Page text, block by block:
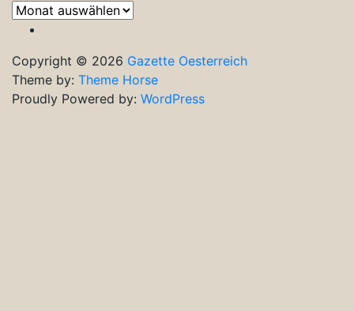
Frühere
Ausgaben
Copyright © 2026 Gazette Oesterreich
Theme by: Theme Horse
Proudly Powered by: WordPress